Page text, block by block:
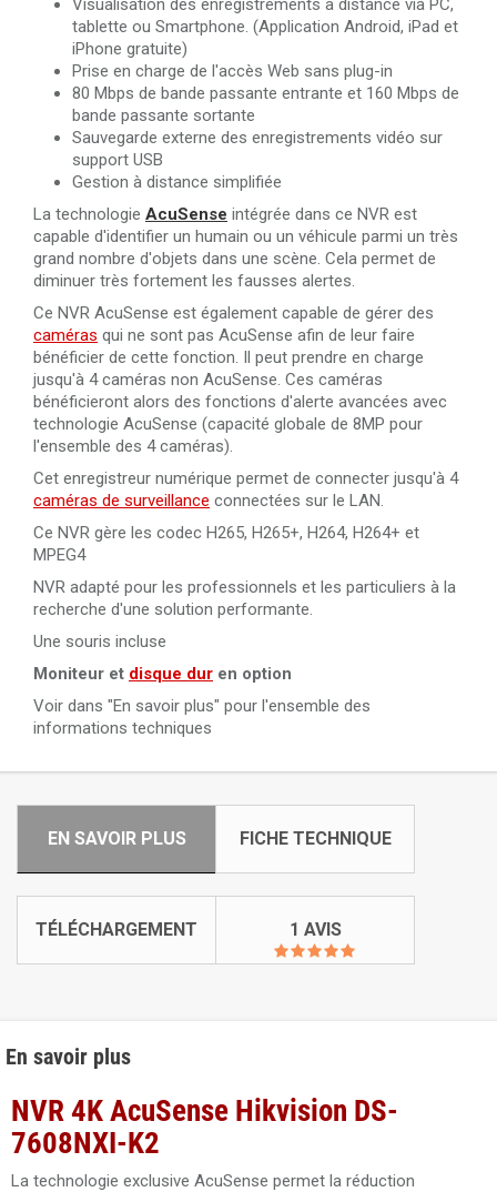
Visualisation des enregistrements à distance via PC,
tablette ou Smartphone. (Application Android, iPad et
iPhone gratuite)
Prise en charge de l'accès Web sans plug-in
80 Mbps de bande passante entrante et 160 Mbps de
bande passante sortante
Sauvegarde externe des enregistrements vidéo sur
support USB
Gestion à distance simplifiée
La technologie AcuSense intégrée dans ce NVR est
capable d'identifier un humain ou un véhicule parmi un très
grand nombre d'objets dans une scène. Cela permet de
diminuer très fortement les fausses alertes.
Ce NVR AcuSense est également capable de gérer des
caméras qui ne sont pas AcuSense afin de leur faire
bénéficier de cette fonction. Il peut prendre en charge
jusqu'à 4 caméras non AcuSense. Ces caméras
bénéficieront alors des fonctions d'alerte avancées avec
technologie AcuSense (capacité globale de 8MP pour
l'ensemble des 4 caméras).
Cet enregistreur numérique permet de connecter jusqu'à 4
caméras de surveillance connectées sur le LAN.
Ce NVR gère les codec H265, H265+, H264, H264+ et
MPEG4
NVR adapté pour les professionnels et les particuliers à la
recherche d'une solution performante.
Une souris incluse
Moniteur et disque dur en option
Voir dans "En savoir plus" pour l'ensemble des
informations techniques
EN SAVOIR PLUS FICHE TECHNIQUE
TÉLÉCHARGEMENT 1 AVIS
En savoir plus
NVR 4K AcuSense Hikvision DS-
7608NXI-K2
La technologie exclusive AcuSense permet la réduction